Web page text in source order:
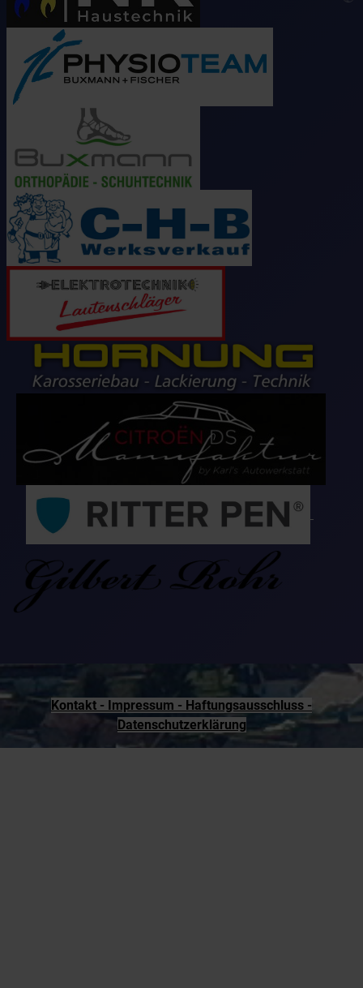
Kontakt - Impressum - Haftungsausschluss -
Datenschutzerklärung